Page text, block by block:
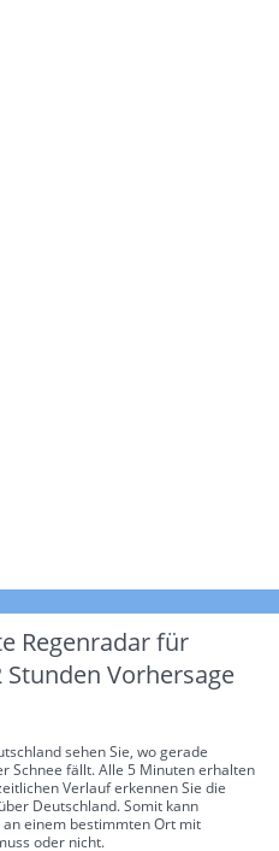
Regenradar für
Stunden Vorhersage
sehen Sie, wo gerade
Schnee fällt. Alle 5 Minuten erhalten
Verlauf erkennen Sie die
Deutschland. Somit kann
einem bestimmten Ort mit
oder nicht.